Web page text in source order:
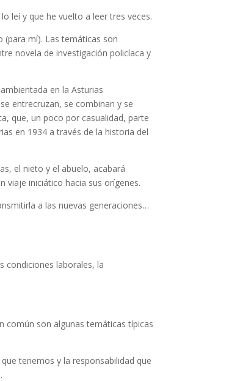
leí y que he vuelto a leer tres veces.
(para mí). Las temáticas son
novela de investigación policíaca y
en la Asturias
entrecruzan, se combinan y se
que, un poco por casualidad, parte
en 1934 a través de la historia del
el nieto y el abuelo, acabará
viaje iniciático hacia sus orígenes.
a las nuevas generaciones…
condiciones laborales, la
común son algunas temáticas típicas
tenemos y la responsabilidad que